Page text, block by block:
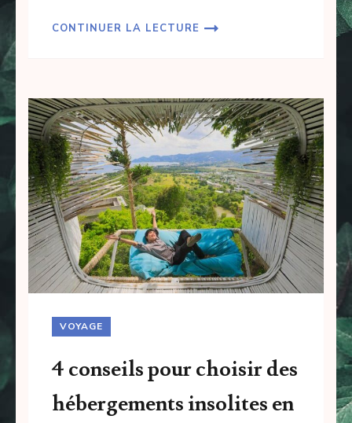
CONTINUER LA LECTURE
VOYAGE
4 conseils pour choisir des
hébergements insolites en